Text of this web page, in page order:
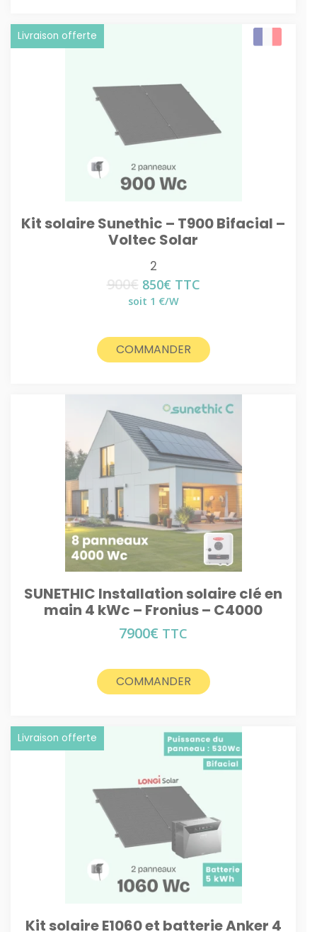
Kit solaire Sunethic – T900 Bifacial –
Voltec Solar
Livraison offerte
2
900€ Le
prix
900€.
850€Le
prix
850€.
TTC
soit 1 €/W
COMMANDER
SUNETHIC Installation solaire clé en
main 4 kWc – Fronius – C4000
7900€ TTC
COMMANDER
Kit solaire E1060 et batterie Anker 4
Livraison offerte